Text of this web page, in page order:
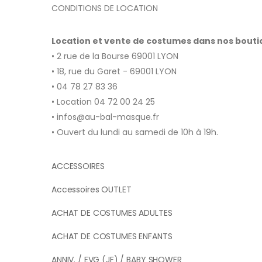
CONDITIONS DE LOCATION
Location et vente de costumes dans nos
• 2 rue de la Bourse 69001 LYON
• 18, rue du Garet - 69001 LYON
• 04 78 27 83 36
• Location 04 72 00 24 25
• infos@au-bal-masque.fr
• Ouvert du lundi au samedi de 10h à 19h.
ACCESSOIRES
Accessoires OUTLET
ACHAT DE COSTUMES ADULTES
ACHAT DE COSTUMES ENFANTS